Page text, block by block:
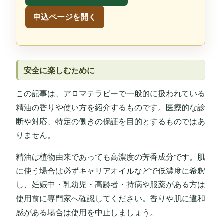
申込ページを開く
安全に楽しむために
この記事は、アロマテラピーで一般的に扱われている
精油の香りや使い方を紹介するものです。医療的な診
断や対応、特定の働きの保証を目的とするものではあ
りません。
精油は植物由来であっても高濃度の芳香成分です。肌
に使う場合は必ずキャリアオイルなどで低濃度に希釈
し、妊娠中・乳幼児・高齢者・持病や服薬がある方は
使用前に専門家へ確認してください。香りや肌に違和
感がある場合は使用を中止しましょう。